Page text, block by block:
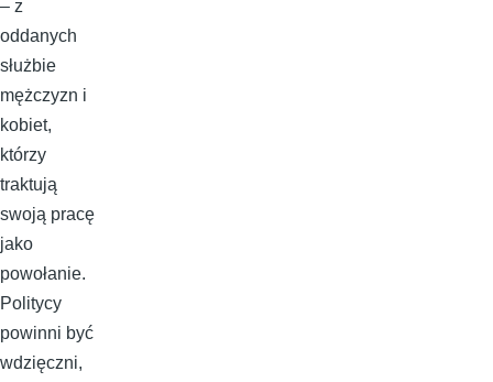
– z
oddanych
służbie
mężczyzn i
kobiet,
którzy
traktują
swoją pracę
jako
powołanie.
Politycy
powinni być
wdzięczni,